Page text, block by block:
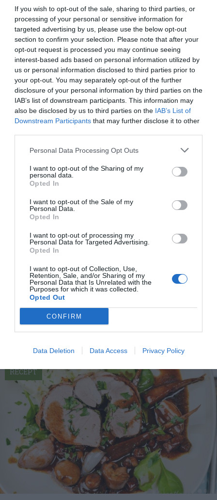
If you wish to opt-out of the sale, sharing to third parties, or
processing of your personal or sensitive information for
targeted advertising by us, please use the below opt-out
section to confirm your selection. Please note that after your
opt-out request is processed you may continue seeing
interest-based ads based on personal information utilized by
us or personal information disclosed to third parties prior to
your opt-out. You may separately opt-out of the further
disclosure of your personal information by third parties on the
IAB’s list of downstream participants. This information may
also be disclosed by us to third parties on the IAB’s List of
Downstream Participants that may further disclose it to other
Personal Data Processing Opt Outs
I want to opt-out of the Sharing of my
personal data.
Opted In
I want to opt-out of the Sale of my
Personal Data.
Opted In
I want to opt-out of processing my
Personal Data for Targeted Advertising.
Opted In
I want to opt-out of Collection, Use,
Retention, Sale, and/or Sharing of my
Personal Data that Is Unrelated with the
Purposes for which it was collected.
Opted Out
CONFIRM
Data Deletion Data Access Privacy Policy
delar jag med mig av tusentals olika recept för alla
smaker - noviser som hemmakockar. Alla recept
har jag provlagat, skrivit och fotat så att du ska
kunna laga dem med bästa resultat hemma. Läs mer
om mig.
Tillbehör och liknande:
Svamp i rödvinssås
Svamp i rödvinssås är en slags röra och sås i ett
med svamp som champinjoner, schalottenlök och
fläsk...
RECEPT